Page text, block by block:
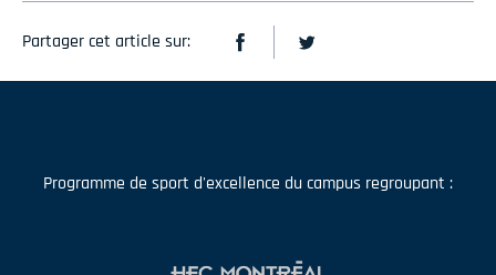
Partager cet article sur:
Programme de sport d'excellence du campus regroupant :